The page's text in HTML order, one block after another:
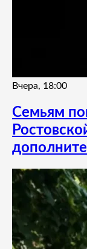
Вчера, 18:00
Семьям